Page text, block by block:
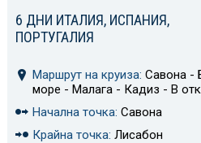
6 ДНИ ИТАЛИЯ, ИСПАНИЯ,
ПОРТУГАЛИЯ
Маршрут на круиза: Савона -
море - Малага - Кадиз - В
Начална точка: Савона
Крайна точка: Лисабон